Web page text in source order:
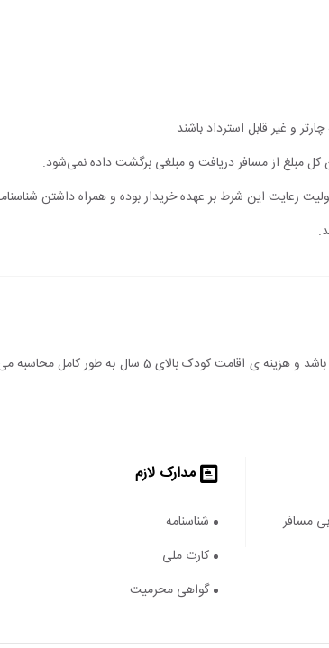
و غیر قابل استرداد باشند.
کل مبلغ از مسافر دریافت و مبلغی برگشت داده نمی‌شود.
رعایت این شرط بر عهده خریدار بوده و همراه داشتن
سن اقامت کودک زیر 5 سال (درصورت عدم استفاده از سرویس)
مسافر
مدارک لازم
شناسنامه
کارت ملی
گواهی محرمیت